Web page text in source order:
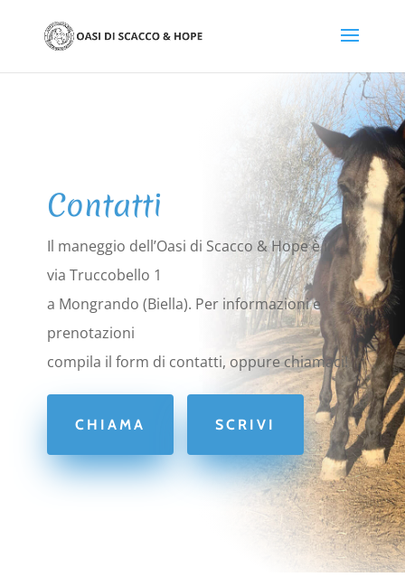
Contatti
Il maneggio dell’Oasi di Scacco & Hope è in
via Truccobello 1
a Mongrando (Biella). Per informazioni e
prenotazioni
compila il form di contatti, oppure chiamaci!
CHIAMA SCRIVI